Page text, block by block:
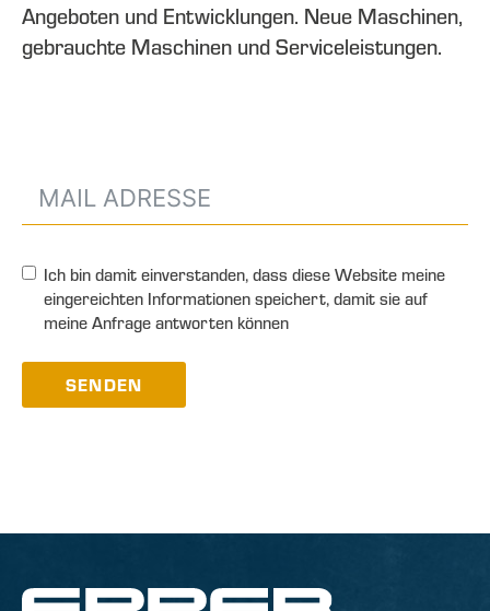
Angeboten und Entwicklungen. Neue Maschinen,
gebrauchte Maschinen und Serviceleistungen.
Ich bin damit einverstanden, dass diese Website meine
eingereichten Informationen speichert, damit sie auf
meine Anfrage antworten können
SENDEN